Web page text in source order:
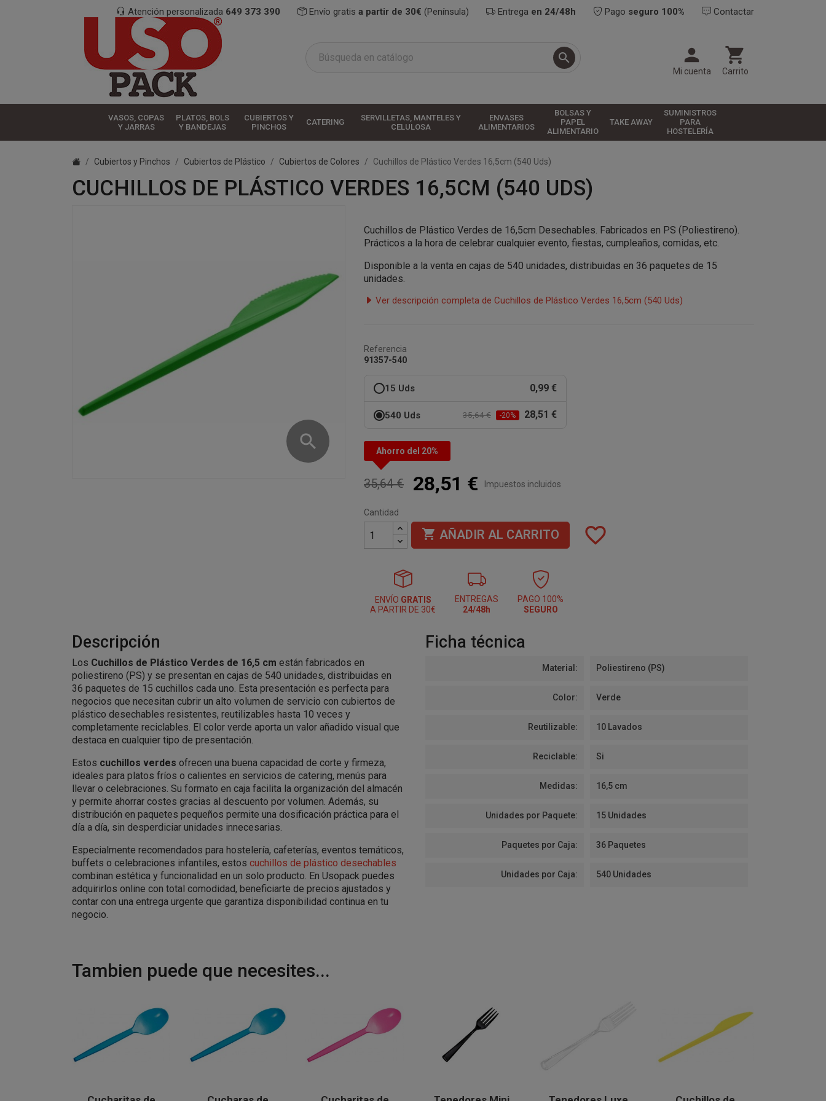
Atención personalizada 649 373 390 Envío gratis a partir de 30€ (Península) Entrega en 24/48h Pago seguro 100% Contactar
 
Mi cuenta

Carrito
VASOS, COPAS
Y JARRAS
PLATOS, BOLS
Y BANDEJAS
CUBIERTOS Y
PINCHOS
CATERING
SERVILLETAS, MANTELES Y
CELULOSA
ENVASES
ALIMENTARIOS
BOLSAS Y
PAPEL
ALIMENTARIO
TAKE AWAY
SUMINISTROS
PARA
HOSTELERÍA
Cubiertos y Pinchos Cubiertos de Plástico Cubiertos de Colores Cuchillos de Plástico Verdes 16,5cm (540 Uds)
CUCHILLOS DE PLÁSTICO VERDES 16,5CM (540 UDS)
search
Cuchillos de Plástico Verdes de 16,5cm Desechables. Fabricados en PS (Poliestireno).
Prácticos a la hora de celebrar cualquier evento, fiestas, cumpleaños, comidas, etc.
Disponible a la venta en cajas de 540 unidades, distribuidas en 36 paquetes de 15
unidades.
Ver descripción completa de Cuchillos de Plástico Verdes 16,5cm (540 Uds)
Referencia
91357-540
15 Uds 0,99 €
540 Uds 35,64 € -20% 28,51 €
Ahorro del 20%
35,64 € 28,51 € Impuestos incluidos
Cantidad
 AÑADIR AL CARRITO favorite_border
ENVÍO GRATIS
A PARTIR DE 30€
ENTREGAS
24/48h
PAGO 100%
SEGURO
Descripción
Los Cuchillos de Plástico Verdes de 16,5 cm están fabricados en
poliestireno (PS) y se presentan en cajas de 540 unidades, distribuidas en
36 paquetes de 15 cuchillos cada uno. Esta presentación es perfecta para
negocios que necesitan cubrir un alto volumen de servicio con cubiertos de
plástico desechables resistentes, reutilizables hasta 10 veces y
completamente reciclables. El color verde aporta un valor añadido visual que
destaca en cualquier tipo de presentación.
Estos cuchillos verdes ofrecen una buena capacidad de corte y firmeza,
ideales para platos fríos o calientes en servicios de catering, menús para
llevar o celebraciones. Su formato en caja facilita la organización del almacén
y permite ahorrar costes gracias al descuento por volumen. Además, su
distribución en paquetes pequeños permite una dosificación práctica para el
día a día, sin desperdiciar unidades innecesarias.
Especialmente recomendados para hostelería, cafeterías, eventos temáticos,
buffets o celebraciones infantiles, estos cuchillos de plástico desechables
combinan estética y funcionalidad en un solo producto. En Usopack puedes
adquirirlos online con total comodidad, beneficiarte de precios ajustados y
contar con una entrega urgente que garantiza disponibilidad continua en tu
negocio.
Ficha técnica
Material: Poliestireno (PS)
Color: Verde
Reutilizable: 10 Lavados
Reciclable: Si
Medidas: 16,5 cm
Unidades por Paquete: 15 Unidades
Paquetes por Caja: 36 Paquetes
Unidades por Caja: 540 Unidades
Tambien puede que necesites...